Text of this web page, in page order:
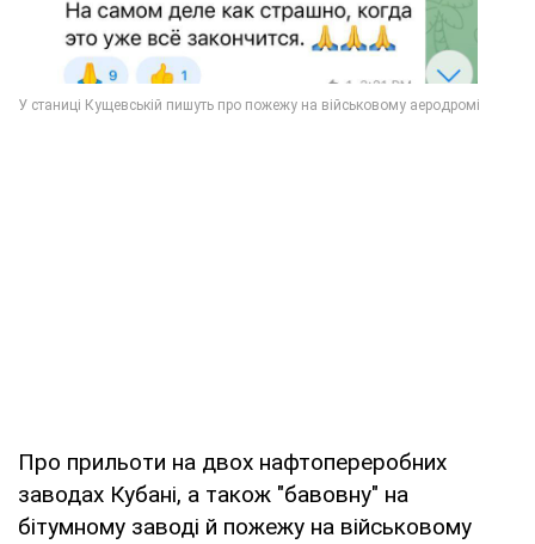
Про прильоти на двох нафтопереробних
заводах Кубані, а також "бавовну" на
бітумному заводі й пожежу на військовому